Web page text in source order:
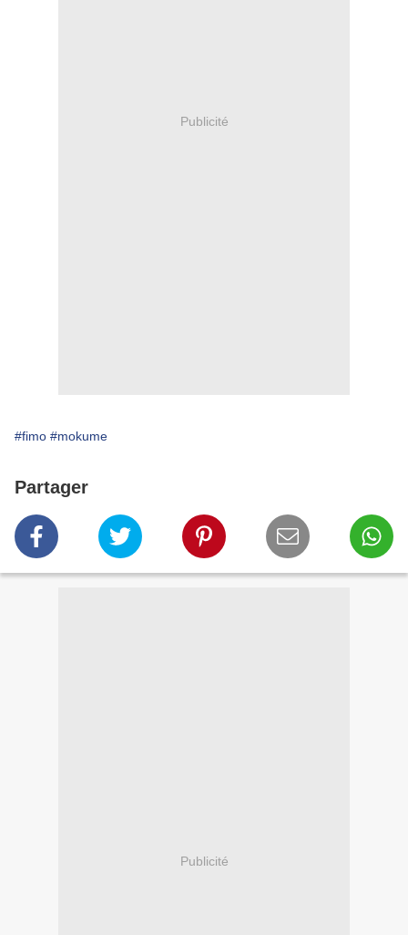
Publicité
#fimo #mokume
Partager
Publicité